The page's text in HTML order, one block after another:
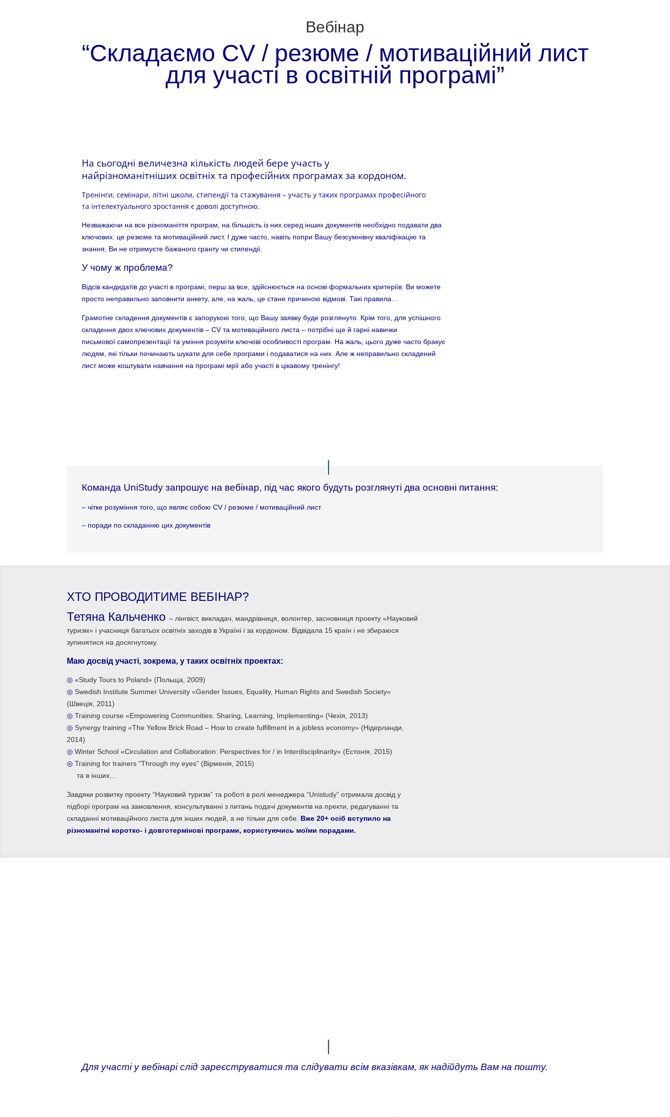
Вебінар
“Складаємо CV / резюме / мотиваційний лист
для участі в освітній програмі”
На сьогодні величезна кількість людей бере участь у
найрізноманітніших освітніх та професійних програмах за кордоном.
Тренінги, семінари, літні школи, стипендії та стажування – участь у таких програмах професійного
та інтелектуального зростання є доволі доступною.
Незважаючи на все різноманіття програм, на більшість із них серед інших документів необхідно подавати два
ключових: це резюме та мотиваційний лист. І дуже часто, навіть попри Вашу безсумнівну кваліфікацію та
знання, Ви не отримуєте бажаного гранту чи стипендії.
У чому ж проблема?
Відсів кандидатів до участі в програмі, перш за все, здійснюється на основі формальних критеріїв. Ви можете
просто неправильно заповнити анкету, але, на жаль, це стане причиною відмові. Такі правила…
Грамотне складення документів є запорукою того, що Вашу заявку буде розглянуто. Крім того, для успішного
складення двох ключових документів – CV та мотиваційного листа – потрібні ще й гарні навички
письмової самопрезентації та уміння розуміти ключові особливості програм. На жаль, цього дуже часто бракує
людям, які тільки починають шукати для себе програми і подаватися на них. Але ж неправильно складений
лист може коштувати навчання на програмі мрії або участі в цікавому тренінгу!
Команда UniStudy запрошує на вебінар, під час якого будуть розглянуті два основні питання:
– чітке розуміння того, що являє собою CV / резюме / мотиваційний лист
– поради по складанню цих документів
ХТО ПРОВОДИТИМЕ ВЕБІНАР?
Тетяна Кальченко– лінгвіст, викладач, мандрівниця, волонтер, засновниця проекту «Науковий
туризм» і учасниця багатьох освітніх заходів в Україні і за кордоном. Відвідала 15 країн і не збираюся
зупинятися на досягнутому.
Маю досвід участі, зокрема, у таких освітніх проектах:
◎ «Study Tours to Poland» (Польща, 2009)
◎ Swedish Institute Summer University «Gender Issues, Equality, Human Rights and Swedish Society»
(Швеція, 2011)
◎ Training course «Empowering Communities: Sharing, Learning, Implementing» (Чехія, 2013)
◎ Synergy training «The Yellow Brick Road – How to create fulfillment in a jobless economy» (Нідерланди,
2014)
◎ Winter School «Circulation and Collaboration: Perspectives for / in Interdisciplinarity» (Естонія, 2015)
◎ Training for trainers “Through my eyes” (Вірменія, 2015)
та в інших…
Завдяки розвитку проекту “Науковий туризм” та роботі в ролі менеджера“Unistudy” отримала досвід у
підборі програм на замовлення, консультуванніз питань подачі документів на пректи, редагуванні та
складанні мотиваційного листа для інших людей, а не тільки для себе. Вже 20+ осіб вступило на
різноманітні коротко- і довготермінові програми, користуючись моїми порадами.
Для участі у вебінарі слід зареєструватися та слідувати всім вказівкам, як надійдуть Вам на пошту.